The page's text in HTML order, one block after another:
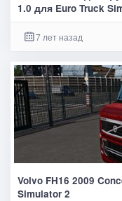
1.0 для Euro Truck
7 лет назад
Volvo FH16 2009
Simulator 2